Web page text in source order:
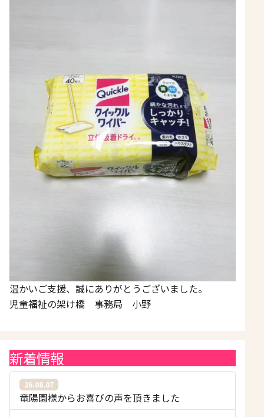
温かいご支援、誠にありがとうございました。
児童福祉の架け橋 事務局 小野
新着情報
26.08.07
竜陽園様からお喜びの声を頂きました